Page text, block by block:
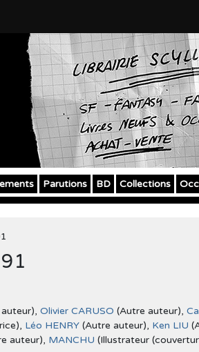
Parutions BD Collections
Olivier CARUSO (Autre auteur),
Léo HENRY (Autre auteur), Ken LIU
auteur), MANCHU (Illustrateur